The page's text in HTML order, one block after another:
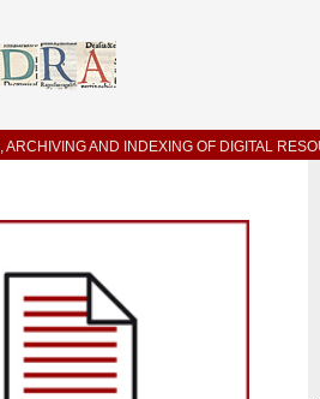
ARCHIVING AND INDEXING OF DIGITAL